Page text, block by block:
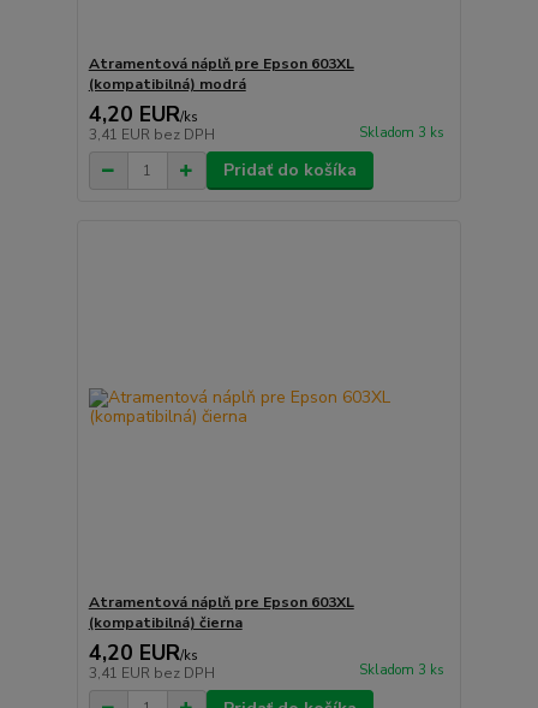
Atramentová náplň pre Epson 603XL
(kompatibilná) modrá
4,20 EUR/ks
3,41 EUR bez DPH Skladom 3 ks
Pridať do košíka
Atramentová náplň pre Epson 603XL
(kompatibilná) čierna
4,20 EUR/ks
3,41 EUR bez DPH Skladom 3 ks